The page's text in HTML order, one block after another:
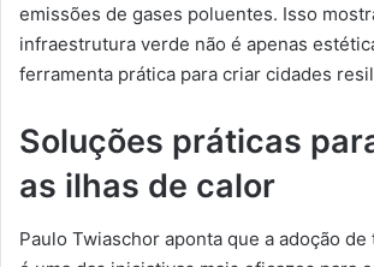
emissões de gases poluentes. Isso
infraestrutura verde não é apenas
ferramenta prática para criar cidades
Soluções práticas
as ilhas de calor
Paulo Twiaschor aponta que a adoção